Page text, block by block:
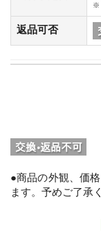
※
返品可否
●商品の外観、価
ます。予めご了承